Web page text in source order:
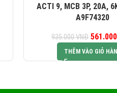
ACTI 9, MCB 3P, 20A,
A9F74320
935.000VNĐ
THÊM VÀO GIỎ